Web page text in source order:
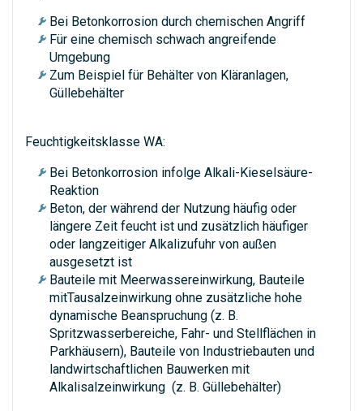
Bei Betonkorrosion durch chemischen Angriff
Für eine chemisch schwach angreifende
Umgebung
Zum Beispiel für Behälter von Kläranlagen,
Güllebehälter
Feuchtigkeitsklasse WA:
Bei Betonkorrosion infolge Alkali-Kieselsäure-
Reaktion
Beton, der während der Nutzung häufig oder
längere Zeit feucht ist und zusätzlich häufiger
oder langzeitiger Alkalizufuhr von außen
ausgesetzt ist
Bauteile mit Meerwassereinwirkung, Bauteile
mitTausalzeinwirkung ohne zusätzliche hohe
dynamische Beanspruchung (z. B.
Spritzwasserbereiche, Fahr- und Stellflächen in
Parkhäusern), Bauteile von Industriebauten und
landwirtschaftlichen Bauwerken mit
Alkalisalzeinwirkung (z. B. Güllebehälter)